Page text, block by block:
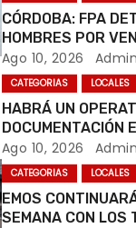
CÓRDOBA: FPA
HOMBRES POR
DROGAS EN TRES
LA CAPITAL
Ago 10, 2026
CATEGORIAS LOCALES
HABRÁ UN
DOCUMENTACIÓN
ALBERDI
Ago 10, 2026
CATEGORIAS LOCALES
EMOS
SEMANA CON LOS